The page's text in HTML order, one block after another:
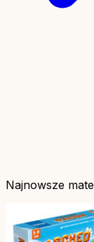
Najnowsze